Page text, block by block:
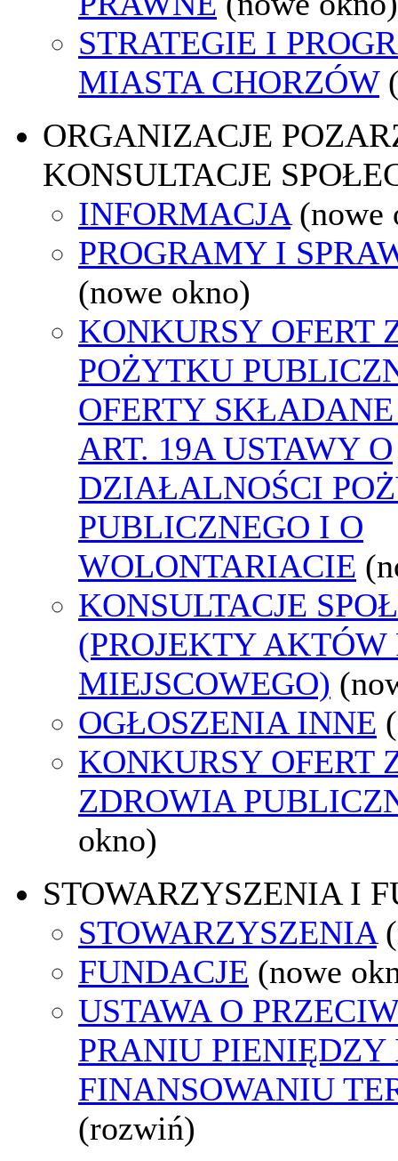
STRATEGIE I
MIASTA CHORZÓW
ORGANIZACJE
KONSULTACJE
INFORMACJA (nowe
PROGRAMY I
(nowe okno)
KONKURSY OFERT
POŻYTKU
OFERTY
ART. 19A USTAWY O
DZIAŁALNOŚCI
PUBLICZNEGO I O
WOLONTARIACIE
KONSULTACJE
(PROJEKTY AKTÓW
MIEJSCOWEGO)
OGŁOSZENIA INNE
KONKURSY OFERT
ZDROWIA
okno)
STOWARZYSZENIA I
STOWARZYSZENIA
FUNDACJE (nowe
USTAWA O
PRANIU PIENIĘDZY
FINANSOWANIU
(rozwiń)